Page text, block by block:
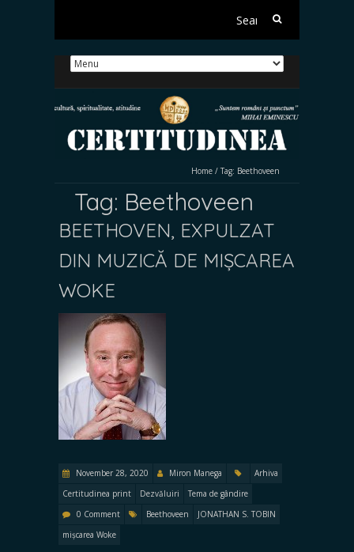
Search
Home / Tag: Beethoveen
Tag: Beethoveen
BEETHOVEN, EXPULZAT
DIN MUZICĂ DE MIȘCAREA
WOKE
November 28, 2020 Miron Manega
Arhiva
Certitudinea print
Dezvăluiri
Tema de gândire
0 Comment
Beethoveen
JONATHAN S. TOBIN
mișcarea Woke